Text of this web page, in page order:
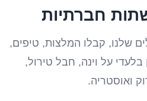
חברתיות
שלנו, קבלו המלצות, טיפים,
בלעדי על וינה, חבל טירול,
ואוסטריה.